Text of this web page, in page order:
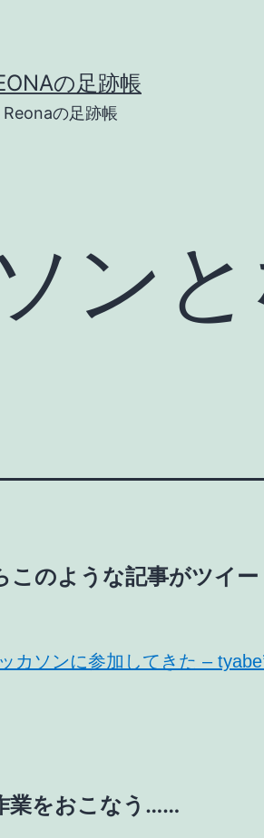
の足跡帳
Reonaの足跡帳
ソン
のような記事がツイー
カソンに参加してきた –
業をおこなう……